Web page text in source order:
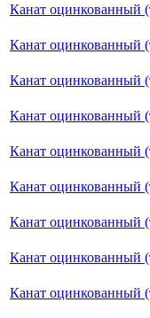
Канат оцинкованный
Канат оцинкованный
Канат оцинкованный
Канат оцинкованный
Канат оцинкованный
Канат оцинкованный
Канат оцинкованный
Канат оцинкованный
Канат оцинкованный